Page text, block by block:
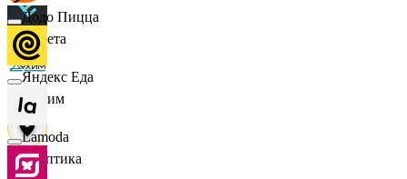
Аркета
Архим
Асептика
Додо Пицца
Яндекс Еда
Lamoda